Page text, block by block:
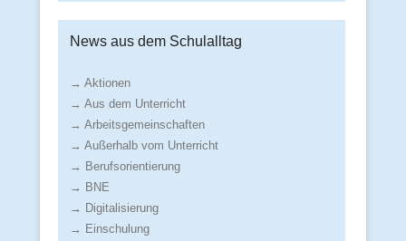
News aus dem Schulalltag
→ Aktionen
→ Aus dem Unterricht
→ Arbeitsgemeinschaften
→ Außerhalb vom Unterricht
→ Berufsorientierung
→ BNE
→ Digitalisierung
→ Einschulung